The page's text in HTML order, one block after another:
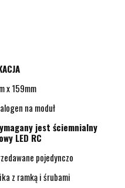
x 159mm
na moduł
jest ściemnialny
LED RC
pojedynczo
z ramką i śrubami